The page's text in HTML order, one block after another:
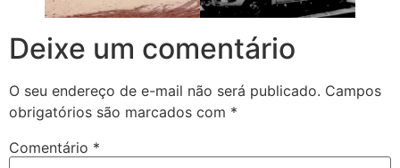
Deixe um comentário
O seu endereço de e-mail não será publicado. Campos
obrigatórios são marcados com *
Comentário *